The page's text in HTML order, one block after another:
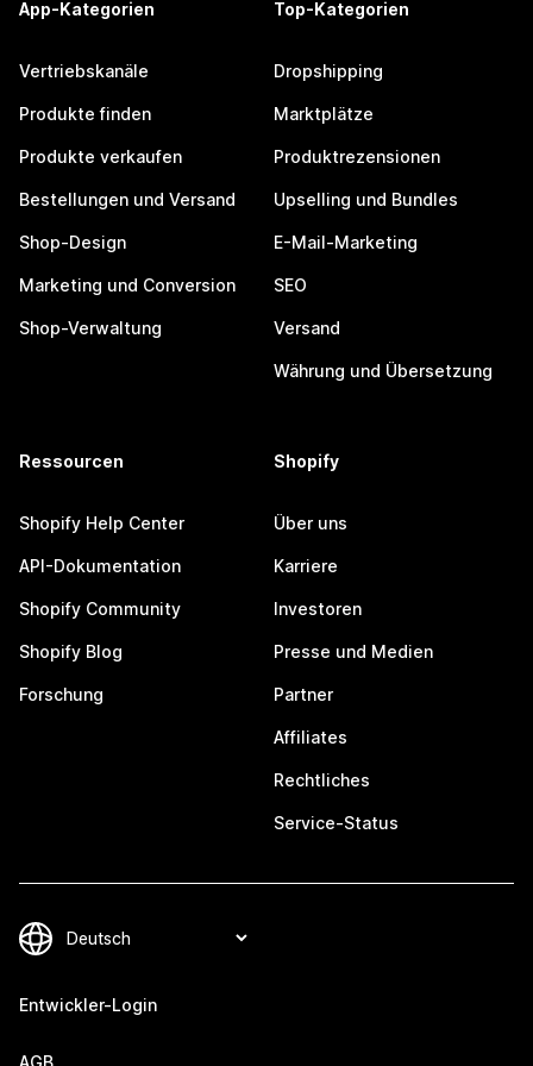
App-Kategorien
Vertriebskanäle
Produkte finden
Produkte verkaufen
Bestellungen und Versand
Shop-Design
Marketing und Conversion
Shop-Verwaltung
Top-Kategorien
Dropshipping
Marktplätze
Produktrezensionen
Upselling und Bundles
E-Mail-Marketing
SEO
Versand
Währung und Übersetzung
Ressourcen
Shopify Help Center
API-Dokumentation
Shopify Community
Shopify Blog
Forschung
Shopify
Über uns
Karriere
Investoren
Presse und Medien
Partner
Affiliates
Rechtliches
Service-Status
Entwickler-Login